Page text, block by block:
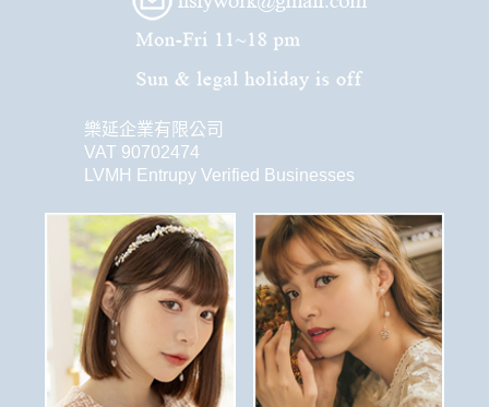
樂延企業有限公司
VAT 90702474
LVMH Entrupy Verified Businesses